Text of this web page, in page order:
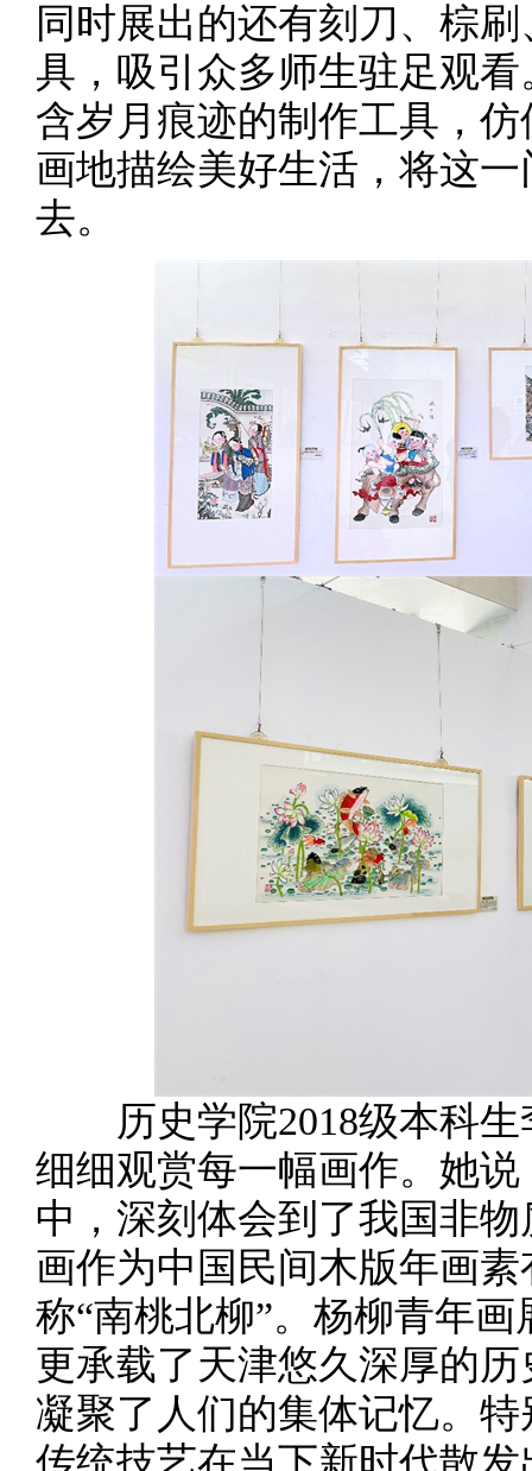
同时展出的还有刻刀、棕
具，吸引众多师生驻足观
含岁月痕迹的制作工具，
画地描绘美好生活，将这
去。
历史学院2018级本科生
细细观赏每一幅画作。她
中，深刻体会到了我国非
画作为中国民间木版年画
称“南桃北柳”。杨柳青年
更承载了天津悠久深厚的
凝聚了人们的集体记忆。
传统技艺在当下新时代散